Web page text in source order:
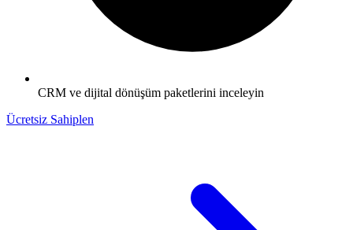
CRM ve dijital dönüşüm paketlerini inceleyin
Ücretsiz Sahiplen